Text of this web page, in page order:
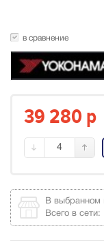
в сравнение
39 280 p
4
В выбранном
Всего в сети: